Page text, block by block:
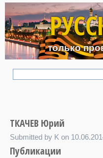
только
ТКАЧЕВ Юрий
Submitted by K on
Публикации